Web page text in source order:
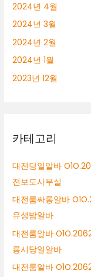
2024년 4월
2024년 3월
2024년 2월
2024년 1월
2023년 12월
카테고리
대전당일알바
전보도사무실
대전룸싸롱알바
유성밤알바
대전룸알바
룡시당일알바
대전룸알바